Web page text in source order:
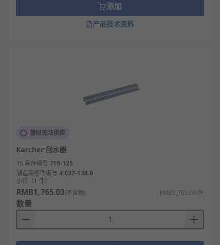
添加
产品技术资料
暂时无法供应
Karcher 刮水器
RS 库存编号 719-125
制造商零件编号 4.037-138.0
小计（1 件）
RMB1,765.03(不含税) RMB1,765.03/件
数量